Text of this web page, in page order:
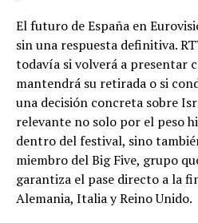
El futuro de España en
sin una respuesta definitiva.
todavía si volverá a presentar
mantendrá su retirada o si
una decisión concreta sobre
relevante no solo por el peso
dentro del festival, sino
miembro del Big Five, grupo
garantiza el pase directo a la
Alemania, Italia y Reino Unido.